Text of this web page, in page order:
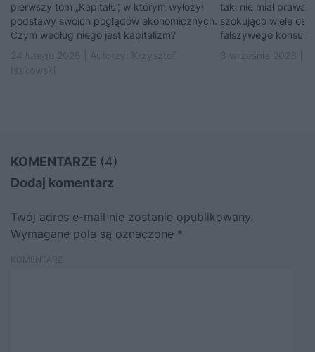
pierwszy tom „Kapitału”, w którym wyłożył
podstawy swoich poglądów ekonomicznych.
Czym według niego jest kapitalizm?
taki nie miał prawa
szokująco wiele
fałszywego konsula
KOMENTARZE (4)
Dodaj komentarz
Twój adres e-mail nie zostanie opublikowany.
Wymagane pola są oznaczone *